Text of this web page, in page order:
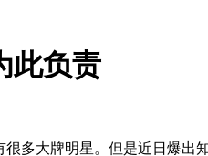
此负责
大牌明星。但是近日爆出